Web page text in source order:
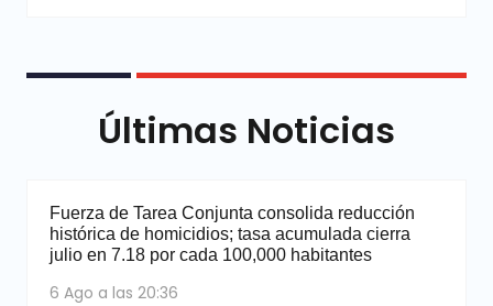
Últimas Noticias
Fuerza de Tarea Conjunta consolida reducción
histórica de homicidios; tasa acumulada cierra
julio en 7.18 por cada 100,000 habitantes
6 Ago a las 20:36